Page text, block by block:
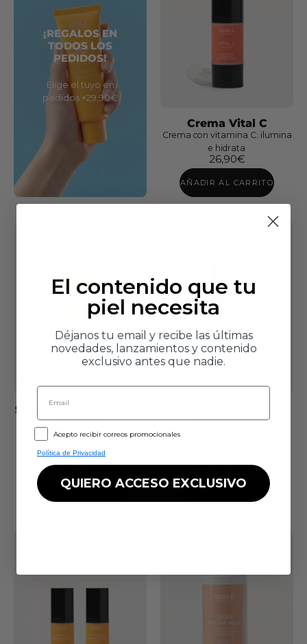
Espuma
Limpiadora
Facial
de
y
Sérum
Sérum
Vital
PEDIDOS!
¡REGALOS EN
TODOS LOS
PEDIDOS!
Elige el tuyo en
pedidos +29,90€
Crema Vital C
Crema con vitamina C: ilumina
e hidrata
26,90€
AÑADIR AL CARRITO
Solar Gel Crema Facial
SPF 50+
Crema solar facial de muy alta
azul
16,72€ 20,90€
AÑADIR AL CARRITO
Urban SPF 30
Sérum con activadores de
23,92€ 29,90€
AÑADIR AL CARRITO
El contenido que tu
piel necesita
Déjanos tu email y recibe las últimas
novedades, lanzamientos y contenido
exclusivo antes que nadie.
Email
GDPRAcepto recibir correos promocionales
Política de Privacidad
QUIERO ACCESO EXCLUSIVO